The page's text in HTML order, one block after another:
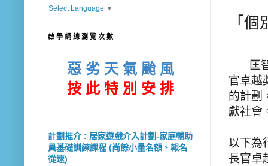
「
匡智
官卓越
的計劃
獻社會
以下為
長官卓
Select Language ▼
啟 學 網 總 瀏 覽 次 數
惡 劣 天 氣 颱 風
按 此 特 別 安 排
計劃推介 : 居家遊戲介入計劃-家庭輔助
員基礎訓練課程 (尚餘小量名額、報名
從速)